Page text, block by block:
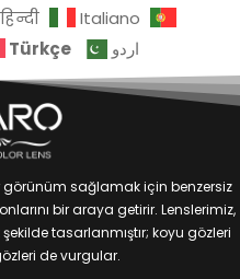
हिन्दी
Italiano
Türkçe اردو
görünüm sağlamak için benzersiz
bir araya getirir. Lenslerimiz,
tasarlanmıştır; koyu gözleri
de vurgular.